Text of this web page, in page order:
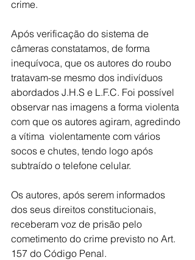
crime.
Após verificação do sistema de
câmeras constatamos, de forma
inequívoca, que os autores do roubo
tratavam-se mesmo dos indivíduos
abordados J.H.S e L.F.C. Foi possível
observar nas imagens a forma violenta
com que os autores agiram, agredindo
a vítima  violentamente com vários
socos e chutes, tendo logo após
subtraído o telefone celular.
Os autores, após serem informados
dos seus direitos constitucionais,
receberam voz de prisão pelo
cometimento do crime previsto no Art.
157 do Código Penal.